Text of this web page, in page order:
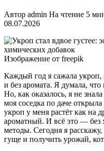
Автор admin На чтение 5
08.07.2026
Изображение от freepik
Каждый год я сажала
и без аромата. Я думала, что
Но, как оказалось, я не
моя соседка по даче
укроп у меня растёт как
ароматный. И всё это — без
методы. Сегодня я расскажу,
гуще и получить урожай,